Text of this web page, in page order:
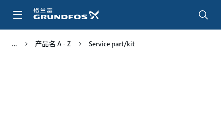
产品名 A - Z Service part/kit